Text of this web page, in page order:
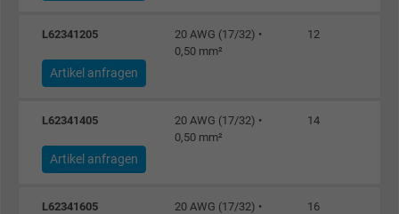
L62341205
20 AWG (17/32) •
0,50 mm²
12
Artikel anfragen
L62341405
20 AWG (17/32) •
0,50 mm²
14
Artikel anfragen
L62341605
20 AWG (17/32) •
16